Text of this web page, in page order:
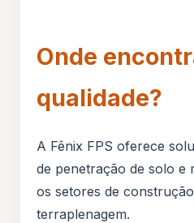
Onde
qualidade?
A Fênix FPS oferece
de penetração de solo e
os setores de
terraplenagem.